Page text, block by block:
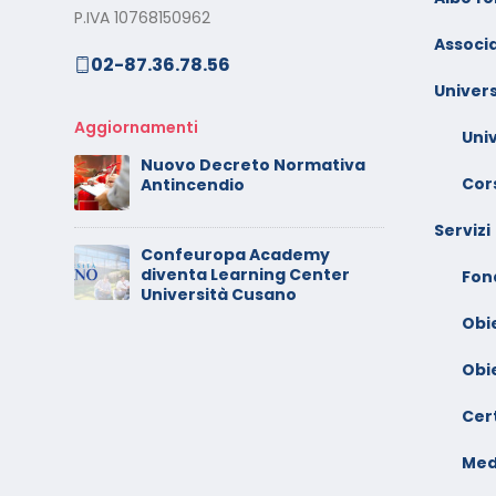
P.IVA 10768150962
02-87.36.78.56
Aggiornamenti
Nuovo Decreto Normativa
Antincendio
Confeuropa Academy
diventa Learning Center
Università Cusano
Servizi
Settembre – Ottobre 2025
Calendario Corsi